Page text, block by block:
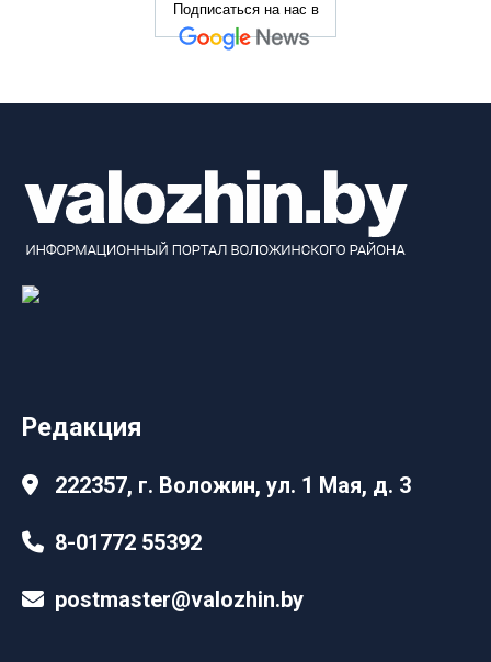
Подписаться на нас в
Редакция
222357, г. Воложин, ул. 1 Мая, д. 3
8-01772 55392
postmaster@valozhin.by